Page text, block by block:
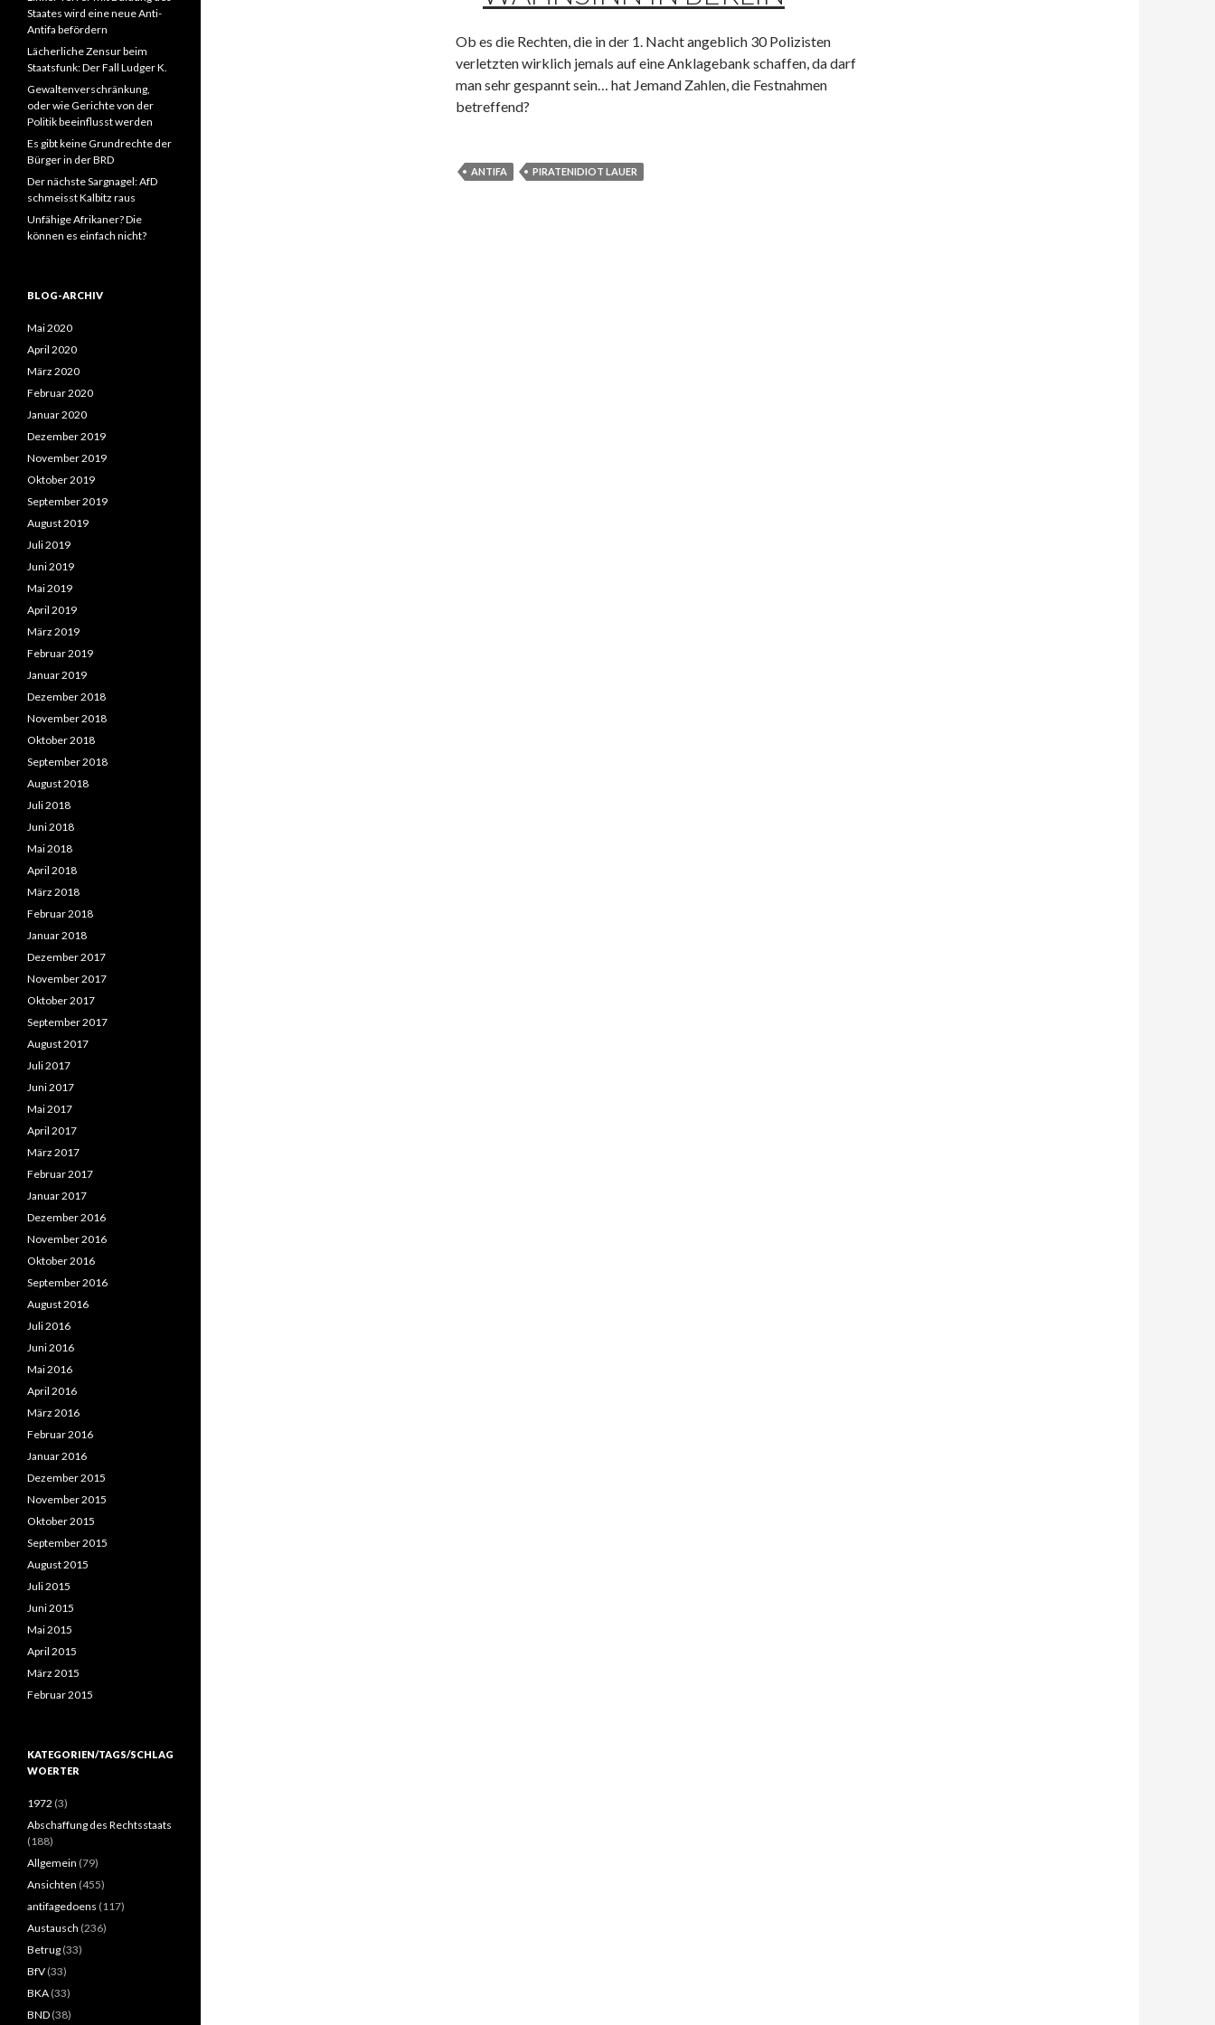
Ob es die Rechten, die in der 1. Nacht angeblich 30 Polizisten
verletzten wirklich jemals auf eine Anklagebank schaffen, da darf
man sehr gespannt sein… hat Jemand Zahlen, die Festnahmen
betreffend?
ANTIFA PIRATENIDIOT LAUER
Staates wird eine neue Anti-
Antifa befördern
Lächerliche Zensur beim
Staatsfunk: Der Fall Ludger K.
Gewaltenverschränkung,
oder wie Gerichte von der
Politik beeinflusst werden
Es gibt keine Grundrechte der
Bürger in der BRD
Der nächste Sargnagel: AfD
schmeisst Kalbitz raus
Unfähige Afrikaner? Die
können es einfach nicht?
BLOG-ARCHIV
Mai 2020
April 2020
März 2020
Februar 2020
Januar 2020
Dezember 2019
November 2019
Oktober 2019
September 2019
August 2019
Juli 2019
Juni 2019
Mai 2019
April 2019
März 2019
Februar 2019
Januar 2019
Dezember 2018
November 2018
Oktober 2018
September 2018
August 2018
Juli 2018
Juni 2018
Mai 2018
April 2018
März 2018
Februar 2018
Januar 2018
Dezember 2017
November 2017
Oktober 2017
September 2017
August 2017
Juli 2017
Juni 2017
Mai 2017
April 2017
März 2017
Februar 2017
Januar 2017
Dezember 2016
November 2016
Oktober 2016
September 2016
August 2016
Juli 2016
Juni 2016
Mai 2016
April 2016
März 2016
Februar 2016
Januar 2016
Dezember 2015
November 2015
Oktober 2015
September 2015
August 2015
Juli 2015
Juni 2015
Mai 2015
April 2015
März 2015
Februar 2015
KATEGORIEN/TAGS/SCHLAG
WOERTER
1972 (3)
Abschaffung des Rechtsstaats
(188)
Allgemein (79)
Ansichten (455)
antifagedoens (117)
Austausch (236)
Betrug (33)
BfV (33)
BKA (33)
BND (38)